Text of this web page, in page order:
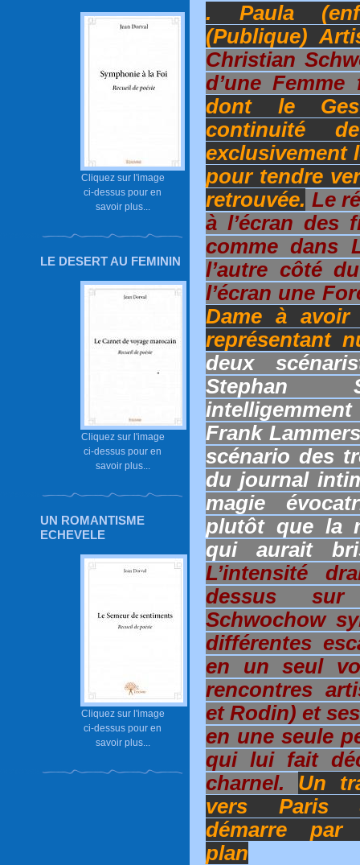
Cliquez sur l'image
ci-dessus pour en
savoir plus...
LE DESERT AU FEMININ
Cliquez sur l'image
ci-dessus pour en
savoir plus...
UN ROMANTISME
ECHEVELE
Cliquez sur l'image
ci-dessus pour en
savoir plus...
. Paula
(Publique)
Christian
d’une
dont le
continuité
exclusivement
pour tendre
retrouvée. Le
à l’écran des
comme dans
l’autre côté
l’écran une
Dame à
représentant
deux
Stephan
Frank
scénario des
du journal
magie
plutôt que la
qui aurait
L’intensité
dessus sur
Schwochow
différentes
en un seul
rencontres
et Rodin) et
en une seule
qui lui fait
charnel. Un
vers Paris
démarre par
plan